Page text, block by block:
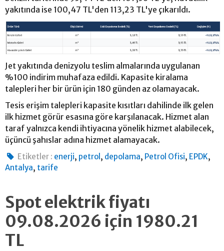
yakıtında ise 100,47 TL'den 113,23 TL'ye çıkarıldı.
Jet yakıtında denizyolu teslim almalarında uygulanan
%100 indirim muhafaza edildi. Kapasite kiralama
talepleri her bir ürün için 180 günden az olamayacak.
Tesis erişim talepleri kapasite kısıtları dahilinde ilk gelen
ilk hizmet görür esasına göre karşılanacak. Hizmet alan
taraf yalnızca kendi ihtiyacına yönelik hizmet alabilecek,
üçüncü şahıslar adına hizmet alamayacak.
Etiketler : enerji, petrol , depolama, Petrol Ofisi, EPDK,
Antalya, tarife
Spot elektrik fiyatı
09.08.2026 için 1980.21
TL